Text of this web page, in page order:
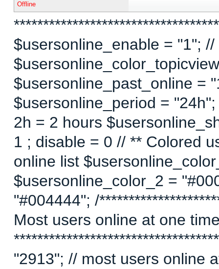
Offline
$usersonline_enable = "1";
$usersonline_past_online =
$usersonline_period =
2h = 2 hours
1 ; disable = 0 // ** Colored
online list
$usersonline_color_2 =
"#004444"; /
Most users online at one
"2913"; // most users online